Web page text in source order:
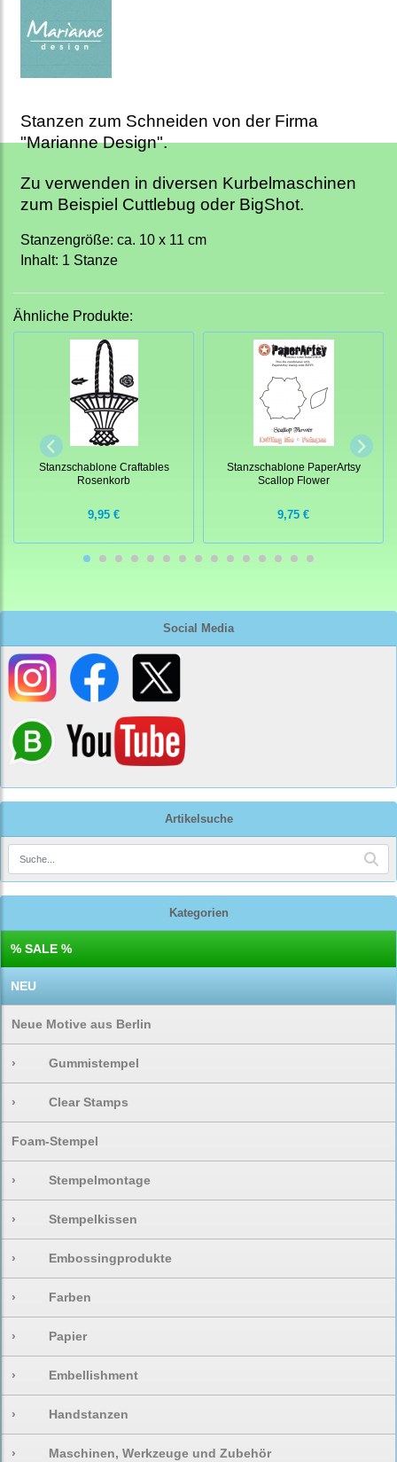
Social Media
Artikelsuche
Kategorien
% SALE %
NEU
Neue Motive aus Berlin
› Gummistempel
› Clear Stamps
Foam-Stempel
› Stempelmontage
› Stempelkissen
› Embossingprodukte
› Farben
› Papier
› Embellishment
› Handstanzen
› Maschinen, Werkzeuge und Zubehör
Stanzen zum Schneiden von der Firma
"Marianne Design".
Zu verwenden in diversen Kurbelmaschinen
zum Beispiel Cuttlebug oder BigShot.
Stanzengröße: ca. 10 x 11 cm
Inhalt: 1 Stanze
Ähnliche Produkte:
Stanzschablone Craftables
Rosenkorb
9,95 €
Stanzschablone PaperArtsy
Scallop Flower
9,75 €